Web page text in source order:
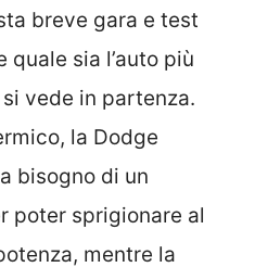
breve gara e test
sia l’auto più
vede in partenza.
la Dodge
bisogno di un
poter sprigionare al
mentre la